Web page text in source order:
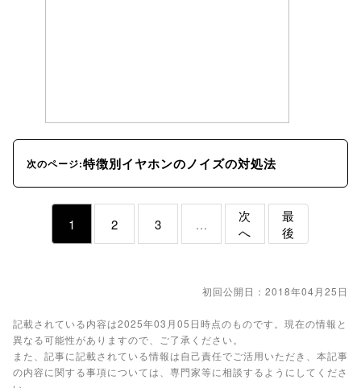
次のページ:特徴別イヤホンのノイズの対処法
1 2 3 ...
次
へ
最
後
初回公開日：2018年04月25日
記載されている内容は2025年03月05日時点のものです。現在の情報と
異なる可能性がありますので、ご了承ください。
また、記事に記載されている情報は自己責任でご活用いただき、本記事
の内容に関する事項については、専門家等に相談するようにしてくださ